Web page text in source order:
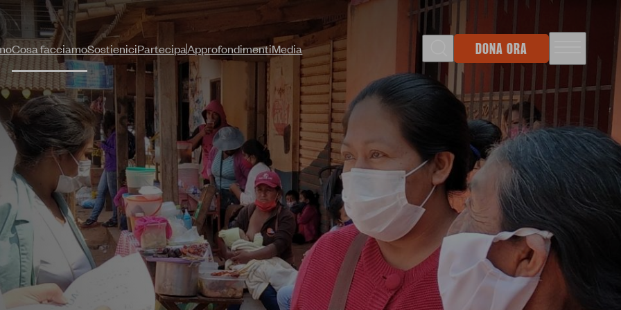
Cosa facciamoSostieniciPartecipa
|
ApprofondimentiMedia DONA ORA